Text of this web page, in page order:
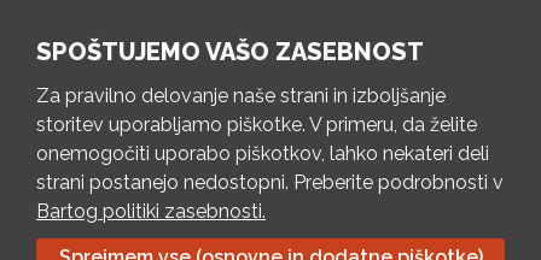
PON – PET 8 – 18 h / SOB 8 – 12 h
Pošlji e-mail
Izpolni kontaktni obrazec
SPOŠTUJEMO VAŠO ZASEBNOST
Za pravilno delovanje naše strani in izboljšanje
storitev uporabljamo piškotke. V primeru, da želite
onemogočiti uporabo piškotkov, lahko nekateri deli
strani postanejo nedostopni. Preberite podrobnosti v
Bartog politiki zasebnosti.